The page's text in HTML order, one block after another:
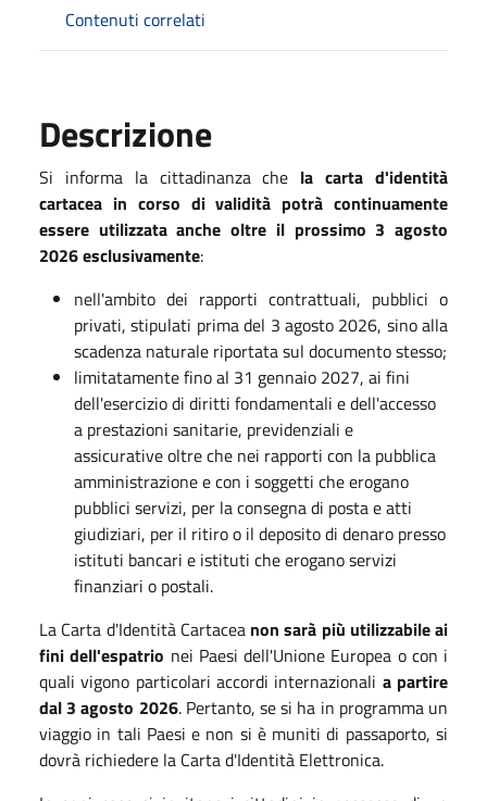
Contenuti correlati
Descrizione
Si informa la cittadinanza che la carta d'identità
cartacea in corso di validità potrà continuamente
essere utilizzata anche oltre il prossimo 3 agosto
2026 esclusivamente:
nell'ambito dei rapporti contrattuali, pubblici o
privati, stipulati prima del 3 agosto 2026, sino alla
scadenza naturale riportata sul documento stesso;
limitatamente fino al 31 gennaio 2027, ai fini
dell'esercizio di diritti fondamentali e dell'accesso
a prestazioni sanitarie, previdenziali e
assicurative oltre che nei rapporti con la pubblica
amministrazione e con i soggetti che erogano
pubblici servizi, per la consegna di posta e atti
giudiziari, per il ritiro o il deposito di denaro presso
istituti bancari e istituti che erogano servizi
finanziari o postali.
La Carta d'Identità Cartacea non sarà più utilizzabile ai
fini dell'espatrio nei Paesi dell'Unione Europea o con i
quali vigono particolari accordi internazionali a partire
dal 3 agosto 2026. Pertanto, se si ha in programma un
viaggio in tali Paesi e non si è muniti di passaporto, si
dovrà richiedere la Carta d'Identità Elettronica.